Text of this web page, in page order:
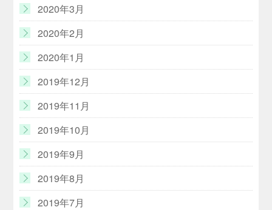
2020年3月
2020年2月
2020年1月
2019年12月
2019年11月
2019年10月
2019年9月
2019年8月
2019年7月